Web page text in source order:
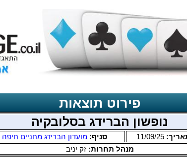
פירוט תוצאות
נופשון הברידג בסלובקיה
11/09/25 סניף:מועדון הברידג מחניים חיפה
מנהל תחרות:זק יניב